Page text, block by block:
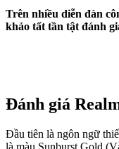
Trên nhiều diễn đàn
khảo tất tần tật đánh
Đánh giá
Đầu tiên là ngôn ngữ
là màu Sunburst Gold